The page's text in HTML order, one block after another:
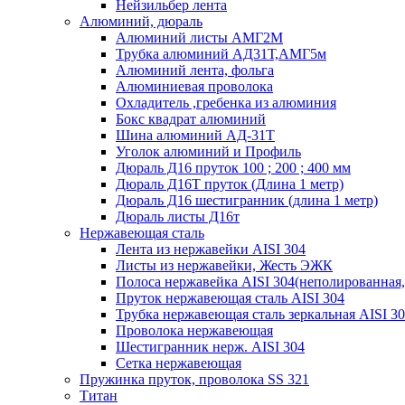
Нейзильбер лента
Алюминий, дюраль
Алюминий листы АМГ2М
Трубка алюминий АД31Т,АМГ5м
Алюминий лента, фольга
Алюминиевая проволока
Охладитель ,гребенка из алюминия
Бокс квадрат алюминий
Шина алюминий АД-31Т
Уголок алюминий и Профиль
Дюраль Д16 пруток 100 ; 200 ; 400 мм
Дюраль Д16Т пруток (Длина 1 метр)
Дюраль Д16 шестигранник (длина 1 метр)
Дюраль листы Д16т
Нержавеющая сталь
Лента из нержавейки AISI 304
Листы из нержавейки, Жесть ЭЖК
Полоса нержавейка АISI
Пруток нержавеющая сталь AISI 304
Трубка нержавеющая сталь зеркальная AISI
Проволока нержавеющая
Шестигранник нерж. AISI 304
Сетка нержавеющая
Пружинка пруток, проволока SS 321
Титан